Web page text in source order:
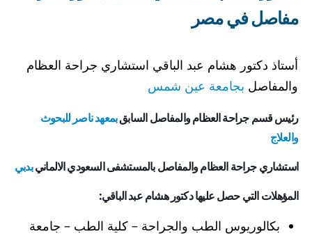
مفاصل في مصر
أستاذ دكتور هشام عبد الباقي استشاري جراحة العظام
والمفاصل بجامعة عين شمس
رئيس قسم جراحة العظام والمفاصل السابقبمعهد ناصر للبحوث
والعلاج
استشاري جراحة العظام والمفاصل بالمستشفى السعودي الالمانيبدبي
المؤهلات التي حصل عليها دكتور هشام عبد الباقي:
بكالوريوس الطب والجراحة – كلية الطب – جامعة